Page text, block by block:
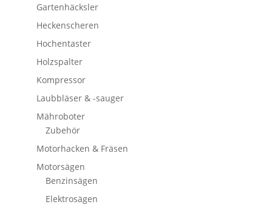
Gartenhäcksler
Heckenscheren
Hochentaster
Holzspalter
Kompressor
Laubbläser & -sauger
Mähroboter
Zubehör
Motorhacken & Fräsen
Motorsägen
Benzinsägen
Elektrosägen